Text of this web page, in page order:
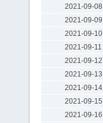
2021-09-08
2021-09-09
2021-09-10
2021-09-11
2021-09-12
2021-09-13
2021-09-14
2021-09-15
2021-09-16